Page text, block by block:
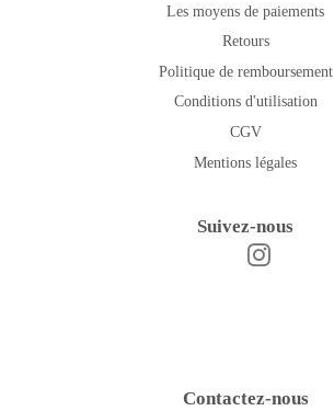
Les moyens de paiements
Retours
Politique de remboursement
Conditions d'utilisation
CGV
Mentions légales
Suivez-nous
Facebook
Contactez-nous